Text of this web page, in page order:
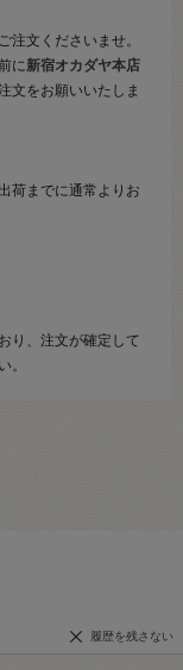
注文くださいませ。
に新宿オカダヤ本店
文をお願いいたしま
荷までに通常よりお
り、注文が確定して
。
履歴を残さない